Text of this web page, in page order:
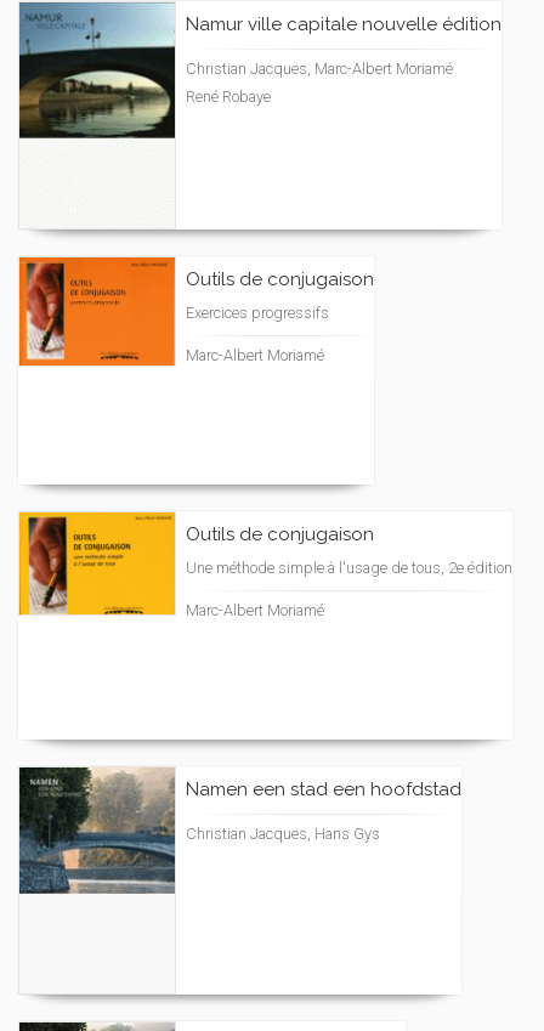
Namur ville capitale nouvelle édition
Christian Jacques, Marc-Albert Moriamé
René Robaye
Outils de conjugaison
Exercices progressifs
Marc-Albert Moriamé
Outils de conjugaison
Une méthode simple à l'usage de tous, 2e édition
Marc-Albert Moriamé
Namen een stad een hoofdstad
Christian Jacques, Hans Gys